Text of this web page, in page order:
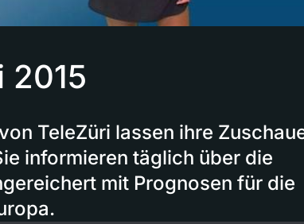
2015
TeleZüri lassen ihre
informieren täglich über die
mit Prognosen für die